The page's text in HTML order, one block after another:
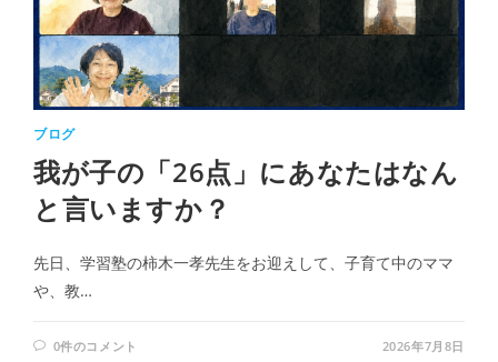
ブログ
我が子の「26点」にあなたはなん
と言いますか？
先日、学習塾の柿木一孝先生をお迎えして、子育て中のママ
や、教…
0件のコメント 2026年7月8日